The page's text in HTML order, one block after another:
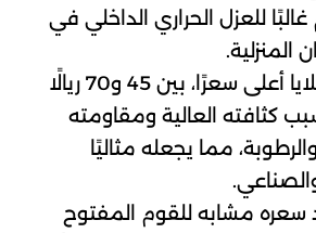
للعزل الحراري الداخلي في
المنزلية.
فوم مغلق الخلايا أعلى سعرًا، بين 45 و70 ريالًا
كثافته العالية ومقاومته
مما يجعله مثاليًا
سعره مشابه للقوم المفتوح